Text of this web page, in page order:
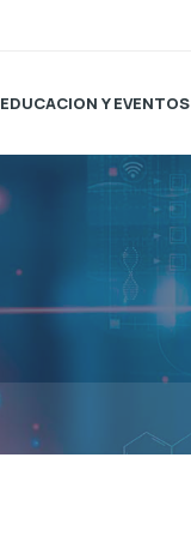
EDUCACION Y EVENTOS